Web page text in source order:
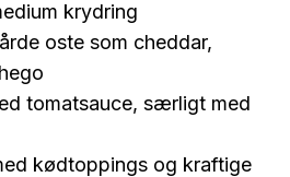
krydring
oste som cheddar,
tomatsauce, særligt med
kødtoppings og kraftige